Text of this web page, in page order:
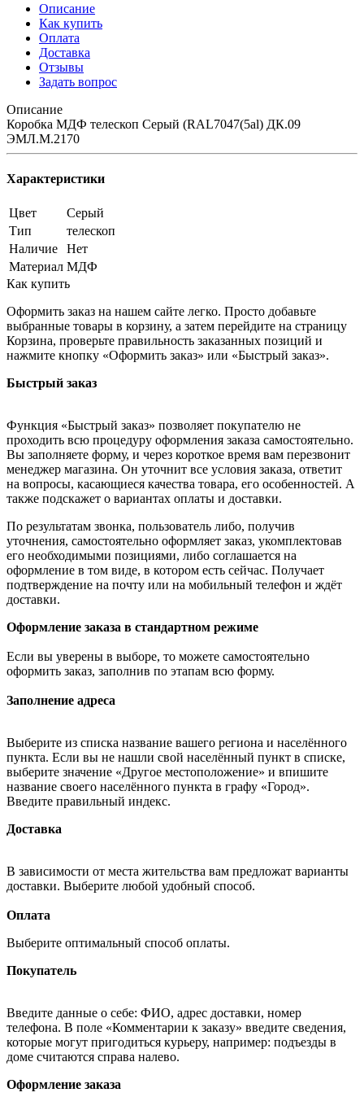
Описание
Как купить
Оплата
Доставка
Отзывы
Задать вопрос
Описание
Коробка МДФ телескоп Серый (RAL7047(5al) ДК.09
ЭМЛ.М.2170
Характеристики
Цвет
Серый
Тип
телескоп
Наличие
Нет
Материал МДФ
Как купить
Оформить заказ на нашем сайте легко. Просто добавьте
выбранные товары в корзину, а затем перейдите на страницу
Корзина, проверьте правильность заказанных позиций и
нажмите кнопку «Оформить заказ» или «Быстрый заказ».
Быстрый заказ
Функция «Быстрый заказ» позволяет покупателю не
проходить всю процедуру оформления заказа самостоятельно.
Вы заполняете форму, и через короткое время вам перезвонит
менеджер магазина. Он уточнит все условия заказа, ответит
на вопросы, касающиеся качества товара, его особенностей. А
также подскажет о вариантах оплаты и доставки.
По результатам звонка, пользователь либо, получив
уточнения, самостоятельно оформляет заказ, укомплектовав
его необходимыми позициями, либо соглашается на
оформление в том виде, в котором есть сейчас. Получает
подтверждение на почту или на мобильный телефон и ждёт
доставки.
Оформление заказа в стандартном режиме
Если вы уверены в выборе, то можете самостоятельно
оформить заказ, заполнив по этапам всю форму.
Заполнение адреса
Выберите из списка название вашего региона и населённого
пункта. Если вы не нашли свой населённый пункт в списке,
выберите значение «Другое местоположение» и впишите
название своего населённого пункта в графу «Город».
Введите правильный индекс.
Доставка
В зависимости от места жительства вам предложат варианты
доставки. Выберите любой удобный способ.
Оплата
Выберите оптимальный способ оплаты.
Покупатель
Введите данные о себе: ФИО, адрес доставки, номер
телефона. В поле «Комментарии к заказу» введите сведения,
которые могут пригодиться курьеру, например: подъезды в
доме считаются справа налево.
Оформление заказа